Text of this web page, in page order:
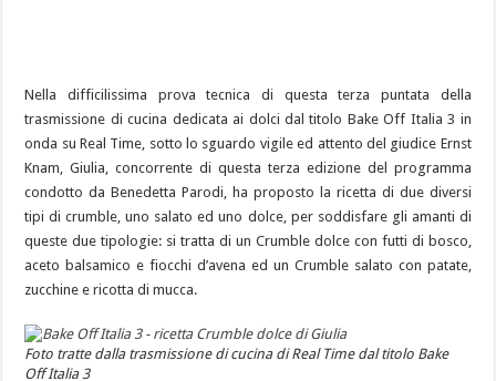
Nella difficilissima prova tecnica di questa terza puntata della
trasmissione di cucina dedicata ai dolci dal titolo Bake Off Italia 3 in
onda su Real Time, sotto lo sguardo vigile ed attento del giudice Ernst
Knam, Giulia, concorrente di questa terza edizione del programma
condotto da Benedetta Parodi, ha proposto la ricetta di due diversi
tipi di crumble, uno salato ed uno dolce, per soddisfare gli amanti di
queste due tipologie: si tratta di un Crumble dolce con futti di bosco,
aceto balsamico e fiocchi d’avena ed un Crumble salato con patate,
zucchine e ricotta di mucca.
Foto tratte dalla trasmissione di cucina di Real Time dal titolo Bake
Off Italia 3